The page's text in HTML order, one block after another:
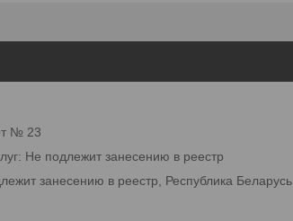
№ 23
Не подлежит занесению в реестр
занесению в реестр, Республика Беларусь